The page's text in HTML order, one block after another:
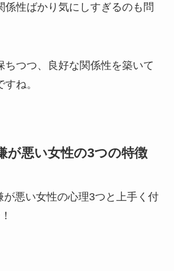
係性ばかり気にしすぎるのも問
ちつつ、良好な関係性を築いて
ね。
が悪い女性の3つの特徴